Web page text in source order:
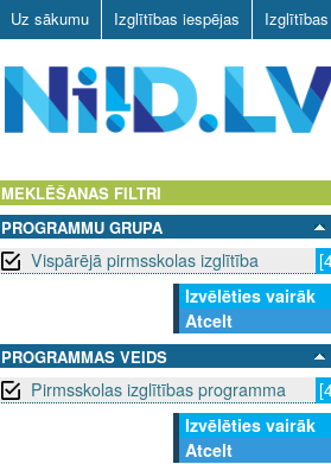
Uz sākumu Izglītības iespējas
MEKLĒŠANAS FILTRI
PROGRAMMU GRUPA
Vispārējā pirmsskolas izglītība
Izvēlēties vairāk
Atcelt
PROGRAMMAS VEIDS
Pirmsskolas izglītības programma
Izvēlēties vairāk
Atcelt